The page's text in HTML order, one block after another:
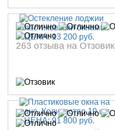
263 отзыва на Отзовик